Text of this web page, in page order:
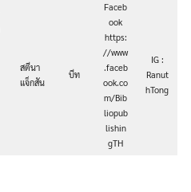
สตีนา
แจ็กสัน
บีท
Faceb
ook
https:
//www
.faceb
ook.co
m/Bib
liopub
lishin
gTH
IG :
Ranut
hTong